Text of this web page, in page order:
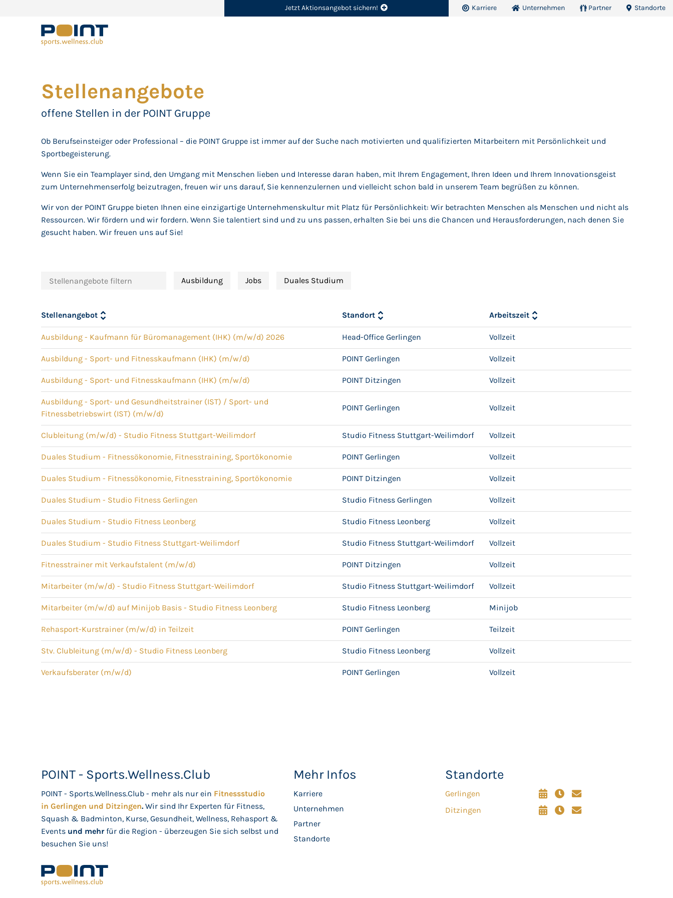
Jetzt Aktionsangebot sichern! Karriere Unternehmen Partner Standorte
Stellenangebote
offene Stellen in der POINT Gruppe
Ob Berufseinsteiger oder Professional – die POINT Gruppe ist immer auf der Suche nach motivierten und qualifizierten Mitarbeitern mit Persönlichkeit und
Sportbegeisterung.
Wenn Sie ein Teamplayer sind, den Umgang mit Menschen lieben und Interesse daran haben, mit Ihrem Engagement, Ihren Ideen und Ihrem Innovationsgeist
zum Unternehmenserfolg beizutragen, freuen wir uns darauf, Sie kennenzulernen und vielleicht schon bald in unserem Team begrüßen zu können.
Wir von der POINT Gruppe bieten Ihnen eine einzigartige Unternehmenskultur mit Platz für Persönlichkeit: Wir betrachten Menschen als Menschen und nicht als
Ressourcen. Wir fördern und wir fordern. Wenn Sie talentiert sind und zu uns passen, erhalten Sie bei uns die Chancen und Herausforderungen, nach denen Sie
gesucht haben. Wir freuen uns auf Sie!
Ausbildung Jobs Duales Studium
Stellenangebot Standort Arbeitszeit
Ausbildung - Kaufmann für Büromanagement (IHK) (m/w/d) 2026 Head-Office Gerlingen Vollzeit
Ausbildung - Sport- und Fitnesskaufmann (IHK) (m/w/d) POINT Gerlingen Vollzeit
Ausbildung - Sport- und Fitnesskaufmann (IHK) (m/w/d) POINT Ditzingen Vollzeit
Ausbildung - Sport- und Gesundheitstrainer (IST) / Sport- und
Fitnessbetriebswirt (IST) (m/w/d)
POINT Gerlingen Vollzeit
Clubleitung (m/w/d) - Studio Fitness Stuttgart-Weilimdorf Studio Fitness Stuttgart-Weilimdorf Vollzeit
Duales Studium - Fitnessökonomie, Fitnesstraining, Sportökonomie POINT Gerlingen Vollzeit
Duales Studium - Fitnessökonomie, Fitnesstraining, Sportökonomie POINT Ditzingen Vollzeit
Duales Studium - Studio Fitness Gerlingen Studio Fitness Gerlingen Vollzeit
Duales Studium - Studio Fitness Leonberg Studio Fitness Leonberg Vollzeit
Duales Studium - Studio Fitness Stuttgart-Weilimdorf Studio Fitness Stuttgart-Weilimdorf Vollzeit
Fitnesstrainer mit Verkaufstalent (m/w/d) POINT Ditzingen Vollzeit
Mitarbeiter (m/w/d) - Studio Fitness Stuttgart-Weilimdorf Studio Fitness Stuttgart-Weilimdorf Vollzeit
Mitarbeiter (m/w/d) auf Minijob Basis - Studio Fitness Leonberg Studio Fitness Leonberg Minijob
Rehasport-Kurstrainer (m/w/d) in Teilzeit POINT Gerlingen Teilzeit
Stv. Clubleitung (m/w/d) - Studio Fitness Leonberg Studio Fitness Leonberg Vollzeit
Verkaufsberater (m/w/d) POINT Gerlingen Vollzeit
POINT - Sports.Wellness.Club
POINT - Sports.Wellness.Club - mehr als nur ein Fitnessstudio
in Gerlingen und Ditzingen. Wir sind Ihr Experten für Fitness,
Squash & Badminton, Kurse, Gesundheit, Wellness, Rehasport &
Events und mehrfür die Region - überzeugen Sie sich selbst und
besuchen Sie uns!
Mehr Infos
Karriere
Unternehmen
Partner
Standorte
Standorte
Gerlingen
Ditzingen